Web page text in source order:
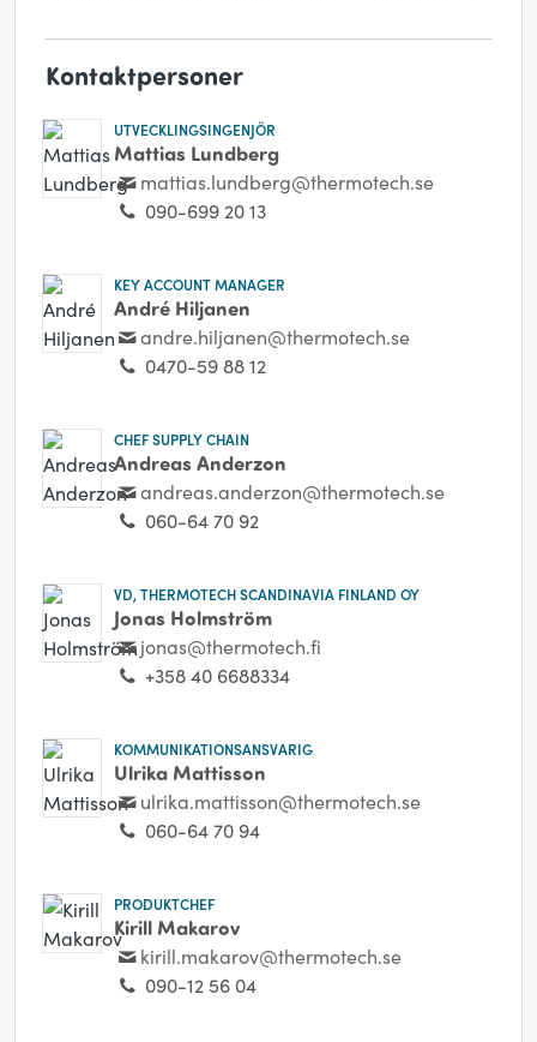
Kontaktpersoner
UTVECKLINGSINGENJÖR
Mattias Lundberg
mattias.lundberg@thermotech.se
090-699 20 13
KEY ACCOUNT MANAGER
André Hiljanen
andre.hiljanen@thermotech.se
0470-59 88 12
CHEF SUPPLY CHAIN
Andreas Anderzon
andreas.anderzon@thermotech.se
060-64 70 92
VD, THERMOTECH SCANDINAVIA FINLAND OY
Jonas Holmström
jonas@thermotech.fi
+358 40 6688334
KOMMUNIKATIONSANSVARIG
Ulrika Mattisson
ulrika.mattisson@thermotech.se
060-64 70 94
PRODUKTCHEF
Kirill Makarov
kirill.makarov@thermotech.se
090-12 56 04